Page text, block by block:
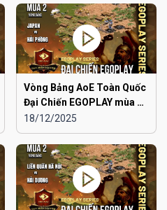
Vòng Bảng AoE Toàn Quốc
Đại Chiến EGOPLAY mùa 2 |
Japan vs Hải Phòng
18/12/2025